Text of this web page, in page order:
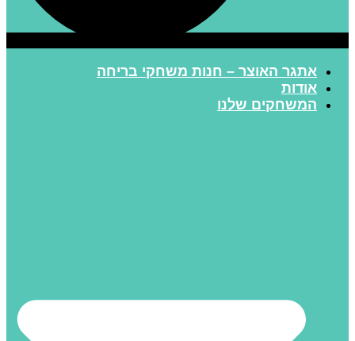
אתגר האוצר – חנות משחקי בריחה
אודות
המשחקים שלנו